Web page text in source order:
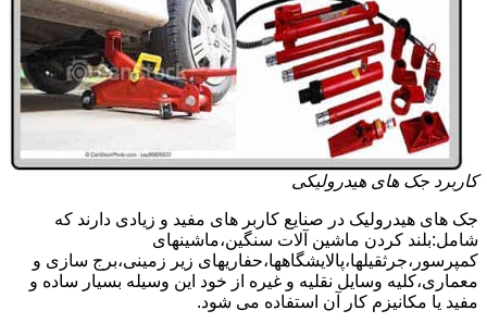
کاربرد جک های هیدرولیکی
جک های هیدرولیک در صنایع کاربر های مفید و زیادی دارند که
شامل:بلند کردن ماشین آلات سنگین،ماشینهای
کمپرسور،جرثقیلها،پالایشگاهها،حفاریهای زیر زمینی،برج سازی و
معماری،کلیه وسایل نقلیه و غیره از خود این وسیله بسیار ساده و
مفید یا مکانیزم کار آن استفاده می شود.